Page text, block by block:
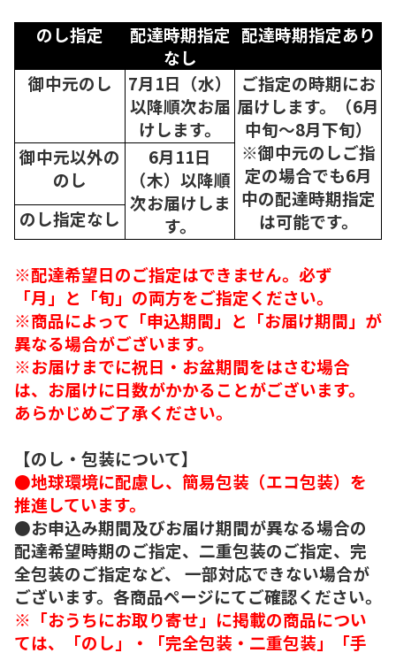
のし指定
配達時期指定
なし
配達時期指定あり
御中元のし
7月1日（水）
以降順次お届
けします。
ご指定の時期にお
届けします。（6月
中旬～8月下旬）
※御中元のしご指
定の場合でも6月
中の配達時期指定
は可能です。
御中元以外の
のし
6月11日
（木）以降順
次お届けしま
す。
のし指定なし
※配達希望日のご指定はできません。必ず
「月」と「旬」の両方をご指定ください。
※商品によって「申込期間」と「お届け期間」が
異なる場合がございます。
※お届けまでに祝日・お盆期間をはさむ場合
は、お届けに日数がかかることがございます。
あらかじめご了承ください。
【のし・包装について】
●地球環境に配慮し、簡易包装（エコ包装）を
推進しています。
●お申込み期間及びお届け期間が異なる場合の
配達希望時期のご指定、二重包装のご指定、完
全包装のご指定など、 一部対応できない場合が
ございます。各商品ページにてご確認ください。
※「おうちにお取り寄せ」に掲載の商品につい
ては、「のし」・「完全包装・二重包装」「手